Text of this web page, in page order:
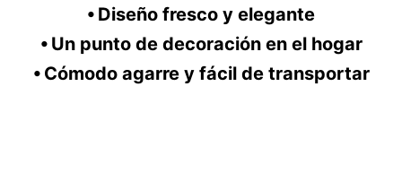
⦁ Diseño fresco y elegante
⦁ Un punto de decoración en el hogar
⦁ Cómodo agarre y fácil de transportar